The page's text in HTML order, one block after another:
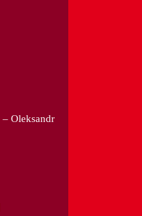
Oleksandr